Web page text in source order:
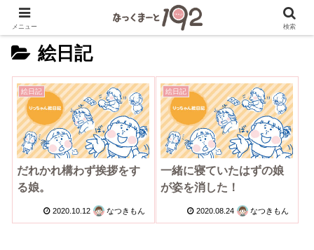
絵日記
絵日記
だれかれ構わず挨拶をす
る娘。
2020.10.12 なつきもん
絵日記
一緒に寝ていたはずの娘
が姿を消した！
2020.08.24 なつきもん
メニュー 検索